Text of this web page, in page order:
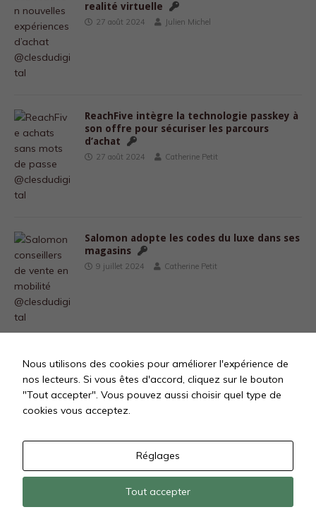
realité virtuelle
27 août 2024 Julien Michel
ReachFive intègre la technologie passkey à
son offre pour sécuriser les parcours
d’achat
27 août 2024 Catherine Petit
Salomon adopte les codes du luxe dans ses
magasins
9 juillet 2024 Catherine Petit
« 1 … 5 6 7 8 9 …
17 »
Nous utilisons des cookies pour améliorer l'expérience de
nos lecteurs. Si vous êtes d'accord, cliquez sur le bouton
"Tout accepter". Vous pouvez aussi choisir quel type de
cookies vous acceptez.
Réglages
Tout accepter